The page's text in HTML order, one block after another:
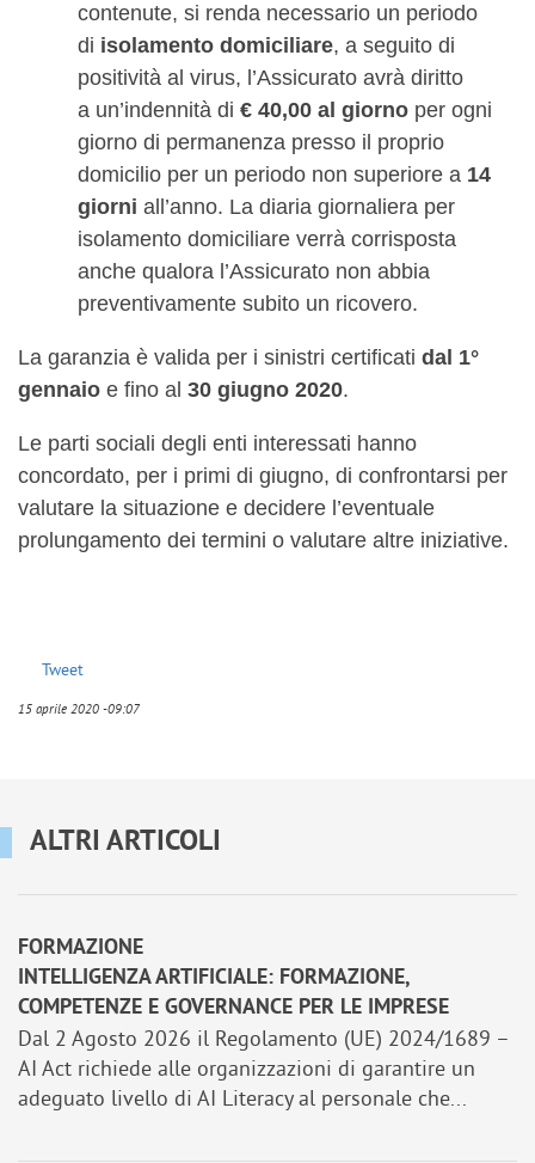
contenute, si renda necessario un periodo
di isolamento domiciliare, a seguito di
positività al virus, l’Assicurato avrà diritto
a un’indennità di € 40,00 al giorno per ogni
giorno di permanenza presso il proprio
domicilio per un periodo non superiore a 14
giorni all’anno. La diaria giornaliera per
isolamento domiciliare verrà corrisposta
anche qualora l’Assicurato non abbia
preventivamente subito un ricovero.
La garanzia è valida per i sinistri certificati dal 1°
gennaio e fino al 30 giugno 2020.
Le parti sociali degli enti interessati hanno
concordato, per i primi di giugno, di confrontarsi per
valutare la situazione e decidere l’eventuale
prolungamento dei termini o valutare altre iniziative.
Tweet
15 aprile 2020 -09:07
ALTRI ARTICOLI
FORMAZIONE
INTELLIGENZA ARTIFICIALE: FORMAZIONE,
COMPETENZE E GOVERNANCE PER LE IMPRESE
Dal 2 Agosto 2026 il Regolamento (UE) 2024/1689 –
AI Act richiede alle organizzazioni di garantire un
adeguato livello di AI Literacy al personale che...